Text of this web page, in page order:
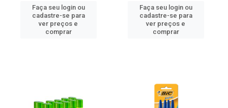
Faça seu login ou
cadastre-se para
ver preços e
comprar
Faça seu login ou
cadastre-se para
ver preços e
comprar